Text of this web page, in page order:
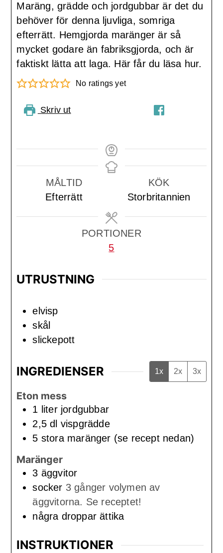
Maräng, grädde och jordgubbar är det du
behöver för denna ljuvliga, somriga
efterrätt. Hemgjorda maränger är så
mycket godare än fabriksgjorda, och är
faktiskt lätta att laga. Här får du läsa hur.
No ratings yet
Skriv ut
MÅLTID
Efterrätt
KÖK
Storbritannien
PORTIONER
5
UTRUSTNING
elvisp
skål
slickepott
INGREDIENSER 1x 2x 3x
Eton mess
1 liter jordgubbar
2,5dl vispgrädde
5 stora maränger (se recept nedan)
Maränger
3 äggvitor
socker 3 gånger volymen av
äggvitorna. Se receptet!
några droppar ättika
INSTRUKTIONER